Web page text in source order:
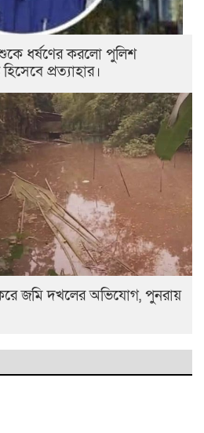
ধর্ষণের করলো পুলিশ
প্রত্যাহার।
জমি দখলের অভিযোগ, পুনরায়